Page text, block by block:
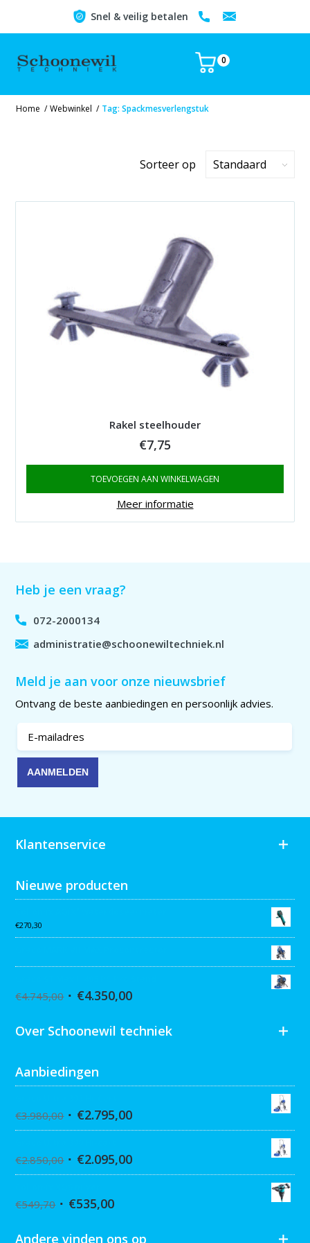
Snel & veilig betalen
0
Home / Webwinkel / Tag: Spackmesverlengstuk
Sorteer op Standaard
Rakel steelhouder
€7,75
TOEVOEGEN AAN WINKELWAGEN
Meer informatie
Heb je een vraag?
072-2000134
administratie@schoonewiltechniek.nl
Meld je aan voor onze nieuwsbrief
Ontvang de beste aanbiedingen en persoonlijk advies.
Klantenservice
Nieuwe producten
€270,30
€4.745,00 €4.350,00
Over Schoonewil techniek
Aanbiedingen
€3.980,00 €2.795,00
€2.850,00 €2.095,00
€549,70 €535,00
Andere vinden ons op